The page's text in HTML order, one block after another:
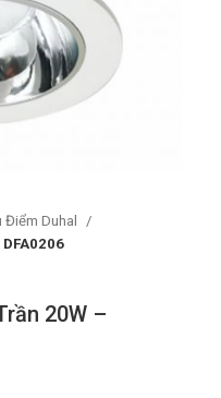
Điểm Duhal
20W –